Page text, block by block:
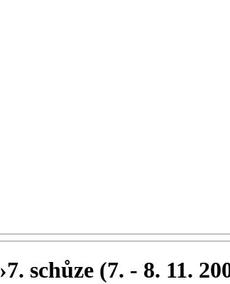
›7. schůze (7. - 8. 11.